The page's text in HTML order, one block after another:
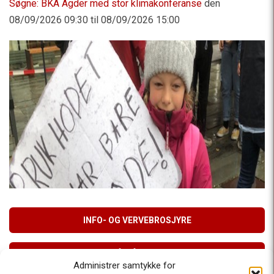
Administrer samtykke for
Søgne: BKA Agder med stor klimakonferanse den
08/09/2026 09:30 til 08/09/2026 15:00
INFO- OG VERVEBROSJYRE